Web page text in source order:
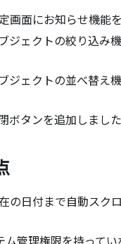
画面にお知らせ機能
ジェクトの絞り込み
ジェクトの並べ替え
ボタンを追加しました
の日付まで自動スク
管理権限を持ってい